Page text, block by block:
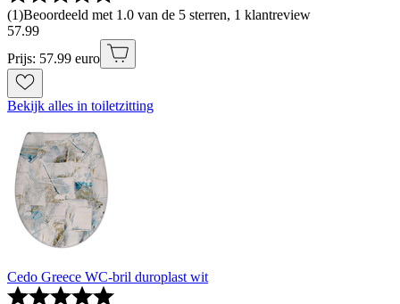
(1)Beoordeeld met 1.0 van de 5 sterren, 1 klantreview
57.99
Prijs: 57.99 euro
Bekijk alles in toiletzitting
Cedo Greece WC-bril duroplast wit